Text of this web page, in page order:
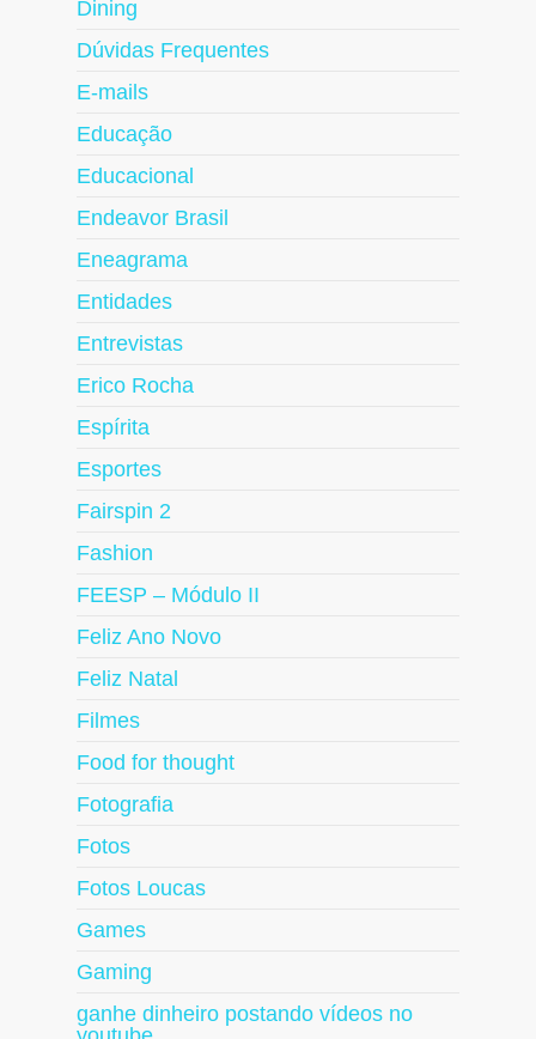
Dining
Dúvidas Frequentes
E-mails
Educação
Educacional
Endeavor Brasil
Eneagrama
Entidades
Entrevistas
Erico Rocha
Espírita
Esportes
Fairspin 2
Fashion
FEESP – Módulo II
Feliz Ano Novo
Feliz Natal
Filmes
Food for thought
Fotografia
Fotos
Fotos Loucas
Games
Gaming
ganhe dinheiro postando vídeos no